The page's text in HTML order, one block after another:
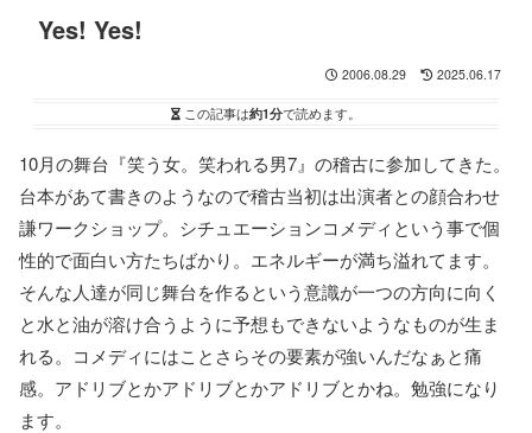
Yes! Yes!
2006.08.29 2025.06.17
この記事は約1分で読めます。
10月の舞台『笑う女。笑われる男7』の稽古に参加してきた。
台本があて書きのようなので稽古当初は出演者との顔合わせ
謙ワークショップ。シチュエーションコメディという事で個
性的で面白い方たちばかり。エネルギーが満ち溢れてます。
そんな人達が同じ舞台を作るという意識が一つの方向に向く
と水と油が溶け合うように予想もできないようなものが生ま
れる。コメディにはことさらその要素が強いんだなぁと痛
感。アドリブとかアドリブとかアドリブとかね。勉強になり
ます。